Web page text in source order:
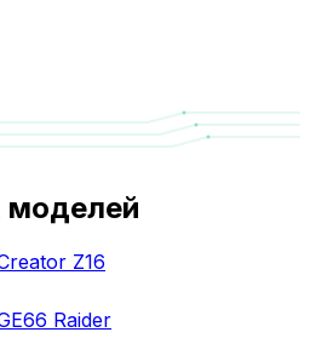
моделей
Z16
Raider